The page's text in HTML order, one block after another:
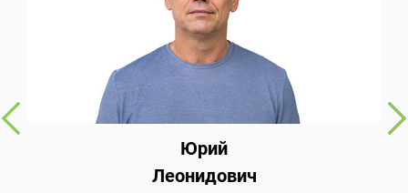
Юрий
Леонидович